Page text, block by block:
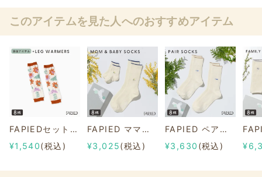
このアイテムを見た人へのおすすめアイテム
FAPIEDセット専用【追加用】レッグウォーマー 総柄
¥1,540(税込)
FAPIED ママ＆ベビーソックスセット ワンポイント柄
¥3,025(税込)
FAPIED ペアソックスセット ワンポイント柄
¥3,630 (税込)